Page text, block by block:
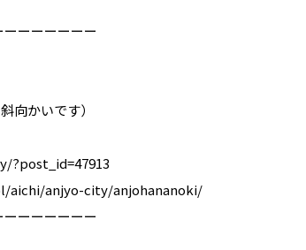
ーーーーーー
向かいです）
?post_id=47913
aichi/anjyo-city/anjohananoki/
ーーーーーー